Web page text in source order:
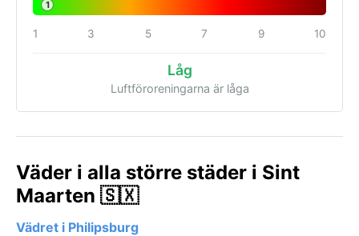
1
1 3 5 7 9 10
Låg
Luftföroreningarna är låga
Väder i alla större städer i Sint
Maarten 🇸🇽
Vädret i Philipsburg